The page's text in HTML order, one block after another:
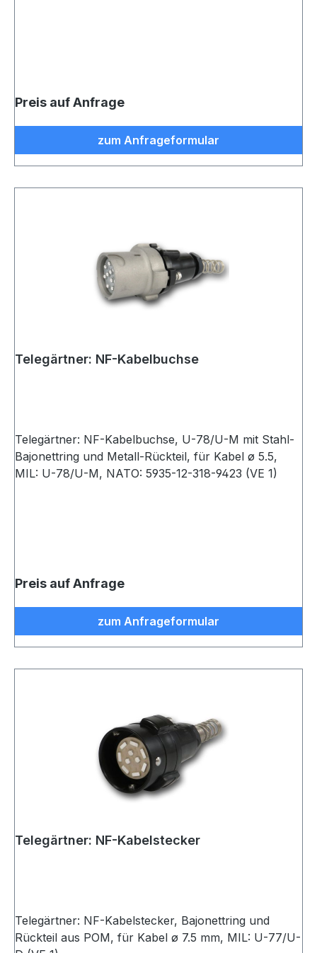
Preis auf Anfrage
zum Anfrageformular
Telegärtner: NF-Kabelbuchse
Telegärtner: NF-Kabelbuchse, U-78/U-M mit Stahl-
Bajonettring und Metall-Rückteil, für Kabel ø 5.5,
MIL: U-78/U-M, NATO: 5935-12-318-9423 (VE 1)
Preis auf Anfrage
zum Anfrageformular
Telegärtner: NF-Kabelstecker
Telegärtner: NF-Kabelstecker, Bajonettring und
Rückteil aus POM, für Kabel ø 7.5 mm, MIL: U-77/U-